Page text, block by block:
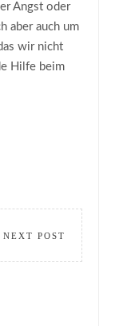
Angst oder
aber auch um
wir nicht
Hilfe beim
NEXT POST